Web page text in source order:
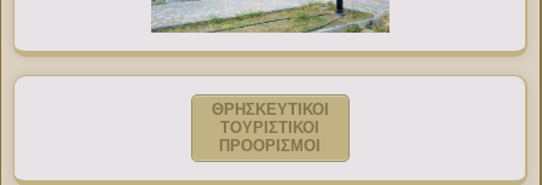
ΘΡΗΣΚΕΥΤΙΚΟΙ
ΤΟΥΡΙΣΤΙΚΟΙ
ΠΡΟΟΡΙΣΜΟΙ